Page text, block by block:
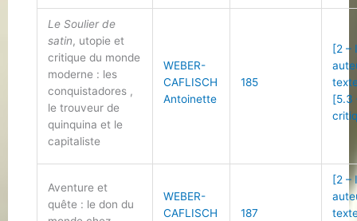
Le Soulier de
satin, utopie et
critique du monde
moderne : les
conquistadores ,
le trouveur de
quinquina et le
capitaliste
WEBER-
CAFLISCH
Antoinette
185
[2 –
[5.3
Aventure et
quête : le don du
WEBER-
CAFLISCH
187
[2 –